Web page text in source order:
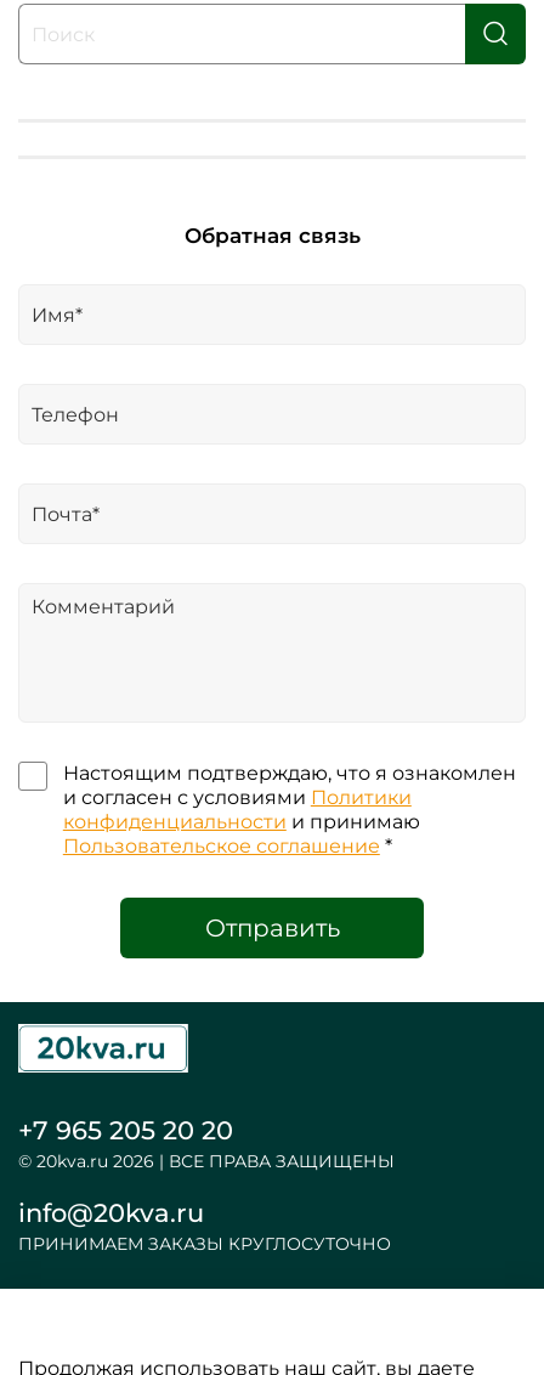
Обратная связь
Настоящим подтверждаю, что я ознакомлен
и согласен с условиями Политики
конфиденциальности и принимаю
Пользовательское соглашение *
Отправить
+7 965 205 20 20
© 20kva.ru 2026 | ВСЕ ПРАВА ЗАЩИЩЕНЫ
info@20kva.ru
ПРИНИМАЕМ ЗАКАЗЫ КРУГЛОСУТОЧНО
Продолжая использовать наш сайт, вы даете